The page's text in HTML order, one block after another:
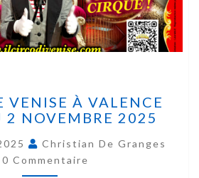
VENISE À VALENCE
2 NOVEMBRE 2025
Christian De Granges
0 Commentaire